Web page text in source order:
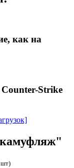
как на
Counter-Strike